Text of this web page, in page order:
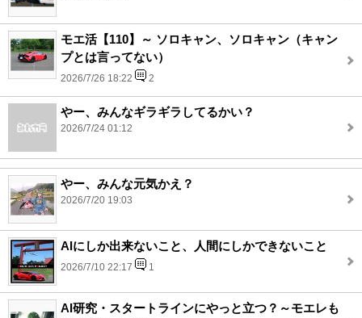
モエ活【110】～ ソロキャン、ソロキャン（キャン
プとは言ってない）
2026/7/26 18:22 2
やー、みんなギラギラしてるかい？
2026/7/24 01:12
やー、みんな元気かえ？
2026/7/20 19:03
AIにしか出来ないこと、人間にしかできないこと
2026/7/10 22:17 1
AI研究・スタートラインにやっと立つ？～モエレも